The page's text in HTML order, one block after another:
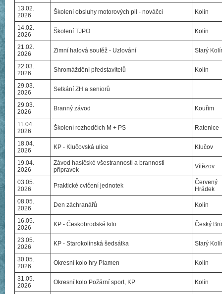
13.02.
2026
Školení obsluhy motorových pil - nováčci Kolín
14.02.
2026
Školení TJPO Kolín
21.02.
2026
Zimní halová soutěž - Uzlování Starý
22.03.
2026
Shromáždění představitelů Kolín
29.03.
2026
Setkání ZH a seniorů
29.03.
2026
Branný závod Kouřim
11.04.
2026
Školení rozhodčích M + PS Ratenice
18.04.
2026
KP - Klučovská ulice Klučov
19.04.
2026
Závod hasičské všestrannosti a brannosti
přípravek
Vítězov
03.05.
2026
Praktické cvičení jednotek
Červený
Hrádek
08.05.
2026
Den záchranářů Kolín
16.05.
2026
KP - Českobrodské kilo Český
23.05.
2026
KP - Starokolínská šedsátka Starý
30.05.
2026
Okresní kolo hry Plamen Kolín
31.05.
2026
Okresní kolo Požární sport, KP Kolín